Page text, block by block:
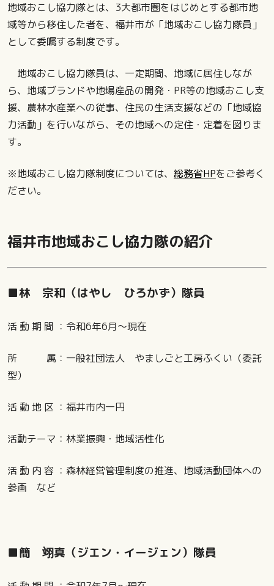
地域おこし協力隊とは、3大都市圏をはじめとする都市地
域等から移住した者を、福井市が「地域おこし協力隊員」
として委嘱する制度です。
地域おこし協力隊員は、一定期間、地域に居住しなが
ら、地域ブランドや地場産品の開発・PR等の地域おこし支
援、農林水産業への従事、住民の生活支援などの「地域協
力活動」を行いながら、その地域への定住・定着を図りま
す。
※地域おこし協力隊制度については、 総務省HPをご参考く
ださい。
福井市地域おこし協力隊の紹介
■林 宗和（はやし ひろかず）隊員
活 動 期 間 ：令和6年6月～現在
所 属：一般社団法人 やましごと工房ふくい（委託
型）
活 動 地 区 ：福井市内一円
活動テーマ：林業振興・地域活性化
活 動 内 容 ：森林経営管理制度の推進、地域活動団体への
参画 など
■簡 翊真（ジエン・イージェン）隊員